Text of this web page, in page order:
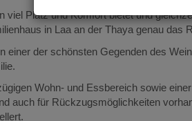
viel Platz und Komfort bietet und
in Laa an der Thaya genau das
einer der schönsten Gegenden des
Wohn- und Essbereich sowie
auch für Rückzugsmöglichkeiten